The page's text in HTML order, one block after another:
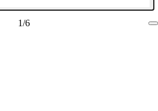
1/6